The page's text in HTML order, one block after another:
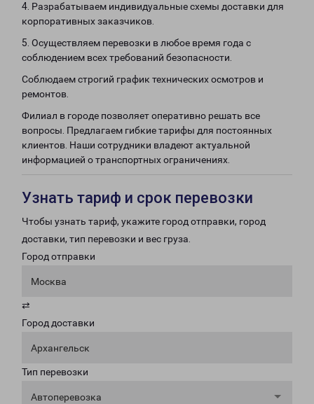
4. Разрабатываем индивидуальные схемы доставки для
корпоративных заказчиков.
5. Осуществляем перевозки в любое время года с
соблюдением всех требований безопасности.
Соблюдаем строгий график технических осмотров и
ремонтов.
Филиал в городе позволяет оперативно решать все
вопросы. Предлагаем гибкие тарифы для постоянных
клиентов. Наши сотрудники владеют актуальной
информацией о транспортных ограничениях.
Узнать тариф и срок перевозки
Чтобы узнать тариф, укажите город отправки, город
доставки, тип перевозки и вес груза.
Город отправки
Москва
⇄
Город доставки
Архангельск
Тип перевозки
Автоперевозка